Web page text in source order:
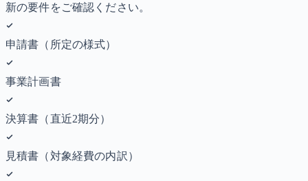
新の要件をご確認ください。
申請書（所定の様式）
事業計画書
決算書（直近2期分）
見積書（対象経費の内訳）